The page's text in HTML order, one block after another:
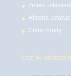
Zmień
Historia
Cofnij zgody
Licznik